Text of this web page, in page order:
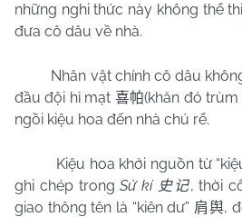
những nghi thức này không thể
đưa cô dâu về nhà.
Nhân vật chính cô dâu
đầu đội hỉ mạt 喜帕(khăn đỏ
ngồi kiệu hoa đến nhà chú rể.
Kiệu hoa khởi nguồn từ
ghi chép trongSử kí 史记, thời
giao thông tên là “kiên dư” 肩舆,